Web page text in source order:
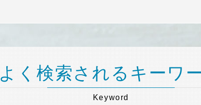
よく検索されるキーワ
Keyword